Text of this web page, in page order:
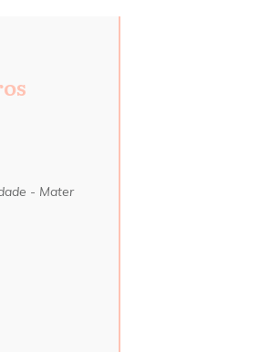
- Mater